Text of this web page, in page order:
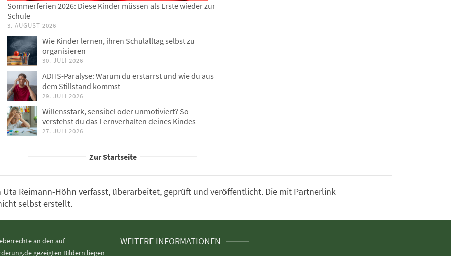
Sommerferien 2026: Diese Kinder müssen als Erste wieder zur
Schule
3. AUGUST 2026
Wie Kinder lernen, ihren Schulalltag selbst zu
organisieren
30. JULI 2026
ADHS-Paralyse: Warum du erstarrst und wie du aus
dem Stillstand kommst
29. JULI 2026
Willensstark, sensibel oder unmotiviert? So
verstehst du das Lernverhalten deines Kindes
27. JULI 2026
Zur Startseite
Reimann-Höhn verfasst, überarbeitet, geprüft und veröffentlicht. Die mit Partnerlink
selbst erstellt.
an den auf
gezeigten Bildern liegen
WEITERE INFORMATIONEN